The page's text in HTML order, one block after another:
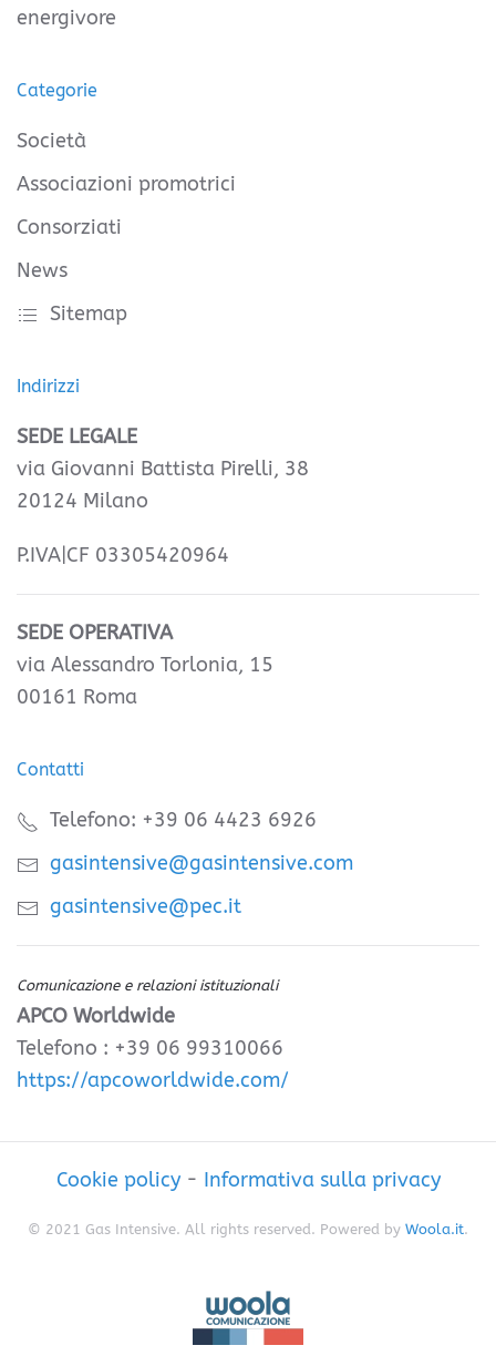
energivore
Categorie
Società
Associazioni promotrici
Consorziati
News
Sitemap
Indirizzi
SEDE LEGALE
via Giovanni Battista Pirelli, 38
20124 Milano
P.IVA|CF 03305420964
SEDE OPERATIVA
via Alessandro Torlonia, 15
00161 Roma
Contatti
Telefono: +39 06 4423 6926
gasintensive@gasintensive.com
gasintensive@pec.it
Comunicazione e relazioni istituzionali
APCO Worldwide
Telefono : +39 06 99310066
https://apcoworldwide.com/
Cookie policy- Informativa sulla privacy
© 2021 Gas Intensive. All rights reserved. Powered by Woola.it.